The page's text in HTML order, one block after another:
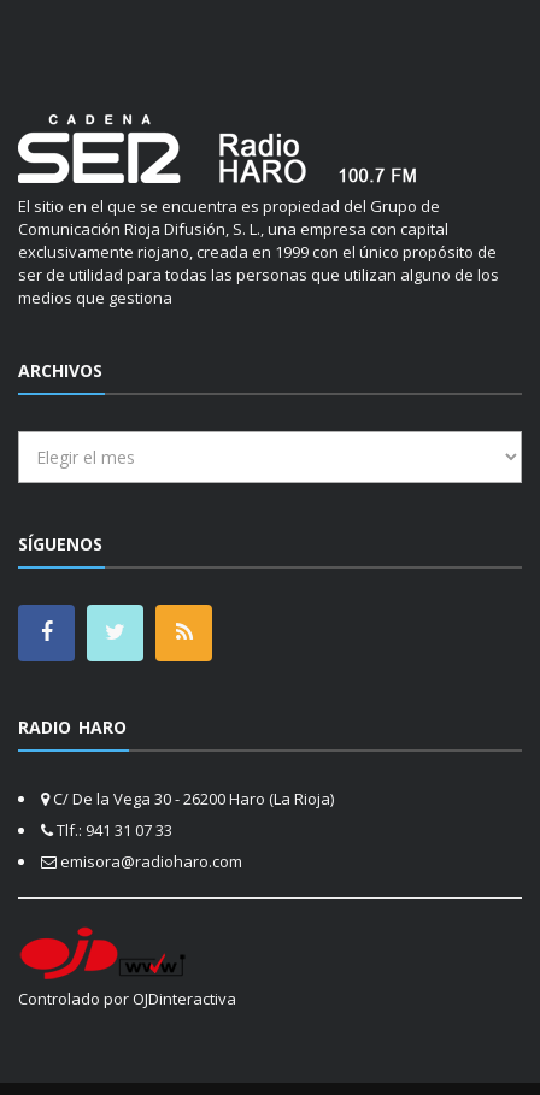
El sitio en el que se encuentra es propiedad del Grupo de
Comunicación Rioja Difusión, S. L., una empresa con capital
exclusivamente riojano, creada en 1999 con el único propósito de
ser de utilidad para todas las personas que utilizan alguno de los
medios que gestiona
ARCHIVOS
SÍGUENOS
RADIO HARO
C/ De la Vega 30 - 26200 Haro (La Rioja)
Tlf.: 941 31 07 33
emisora@radioharo.com
Controlado por OJDinteractiva